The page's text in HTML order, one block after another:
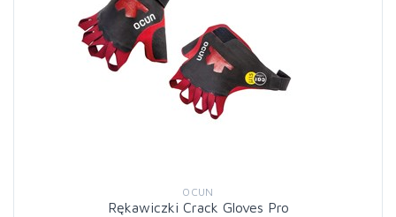
OCUN
Rękawiczki Crack Gloves Pro